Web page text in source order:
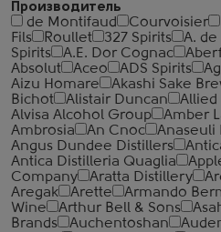
Производитель
de Montifaud
Courvoisier
Fils
Roullet 327 Spirits A. de
Spirits
A.E. Dor Cognac
Absolut
Aceo ADS Spirits
Aizu Homare
Akashi Sake
Bichot
Alistair Duncan Allied
Alvisa Alcohol Group
Amber
Ambrosia
An Cnoc Anaseuli
Angus Dundee Distillers
Antica Distilleria Quaglia
Company
Aratta Distillery
Aregak
Arette Armando
Wine
Arthur Bell & Sons
Brands
Auchentoshan